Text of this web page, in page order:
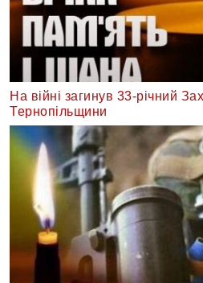
На війні загинув 33-річний
Тернопільщини